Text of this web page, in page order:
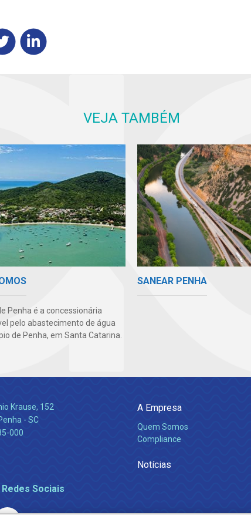
VEJA TAMBÉM
Penha é a concessionária
pelo abastecimento de água
de Penha, em Santa Catarina.
SANEAR PENHA
Krause, 152
- SC
000
Sociais
A Empresa
Quem Somos
Compliance
Notícias